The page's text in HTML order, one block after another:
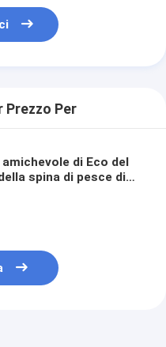
Prezzo Per
di Eco del
spina di pesce di